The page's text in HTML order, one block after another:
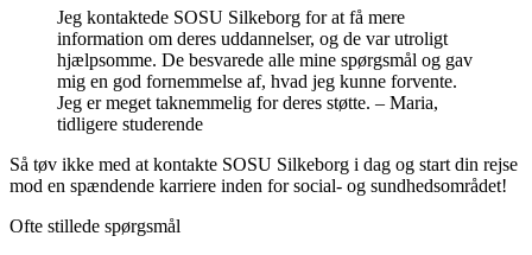
Jeg kontaktede SOSU Silkeborg for at få mere
information om deres uddannelser, og de var utroligt
hjælpsomme. De besvarede alle mine spørgsmål og gav
mig en god fornemmelse af, hvad jeg kunne forvente.
Jeg er meget taknemmelig for deres støtte. – Maria,
tidligere studerende
Så tøv ikke med at kontakte SOSU Silkeborg i dag og start din rejse
mod en spændende karriere inden for social- og sundhedsområdet!
Ofte stillede spørgsmål